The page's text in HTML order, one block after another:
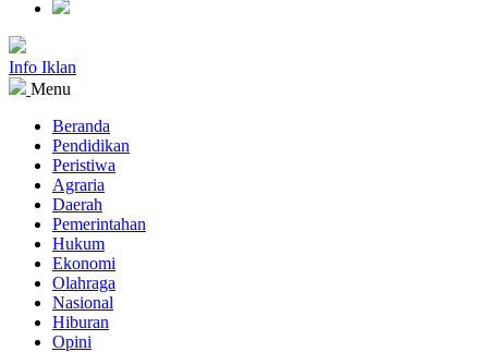
Info Iklan
Menu
Beranda
Pendidikan
Peristiwa
Agraria
Daerah
Pemerintahan
Hukum
Ekonomi
Olahraga
Nasional
Hiburan
Opini